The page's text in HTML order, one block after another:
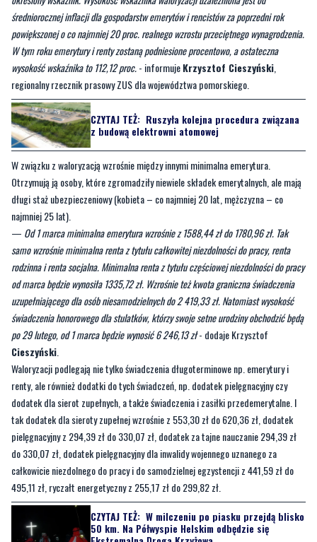
wysokość wskaźnika to 112,12 proc.- informujeKrzysztof Cieszyński,
regionalny rzecznik prasowy ZUS dla województwa pomorskiego.
CZYTAJ TEŻ: Ruszyła kolejna procedura związana
z budową elektrowni atomowej
W związku z waloryzacją wzrośnie między innymi minimalna emerytura.
Otrzymują ją osoby, które zgromadziły niewiele składek emerytalnych, ale mają
długi staż ubezpieczeniowy (kobieta – co najmniej 20 lat, mężczyzna – co
najmniej 25 lat).
—Od 1 marca minimalna emerytura wzrośnie z 1588,44 zł do 1780,96 zł. Tak
samo wzrośnie minimalna renta z tytułu całkowitej niezdolności do pracy, renta
rodzinna i renta socjalna. Minimalna renta z tytułu częściowej niezdolności do pracy
od marca będzie wynosiła 1335,72 zł. Wzrośnie też kwota graniczna świadczenia
uzupełniającego dla osób niesamodzielnych do 2 419,33 zł. Natomiast wysokość
świadczenia honorowego dla stulatków, którzy swoje setne urodziny obchodzić będą
po 29 lutego, od 1 marca będzie wynosić 6 246,13 zł- dodaje Krzysztof
Cieszyński.
Waloryzacji podlegają nie tylko świadczenia długoterminowe np. emerytury i
renty, ale również dodatki do tych świadczeń, np. dodatek pielęgnacyjny czy
dodatek dla sierot zupełnych, a także świadczenia i zasiłki przedemerytalne. I
tak dodatek dla sieroty zupełnej wzrośnie z 553,30 zł do 620,36 zł, dodatek
pielęgnacyjny z 294,39 zł do 330,07 zł, dodatek za tajne nauczanie 294,39 zł
do 330,07 zł, dodatek pielęgnacyjny dla inwalidy wojennego uznanego za
całkowicie niezdolnego do pracy i do samodzielnej egzystencji z 441,59 zł do
495,11 zł, ryczałt energetyczny z 255,17 zł do 299,82 zł.
CZYTAJ TEŻ:W milczeniu po piasku przejdą blisko
50 km. Na Półwyspie Helskim odbędzie się
Ekstremalna Droga Krzyżowa
Waloryzacji podlegają wszystkie świadczenia emerytalno-rentowe, do których
prawo powstanie do końca lutego 2024 r. Jeśli z jakiegoś powodu wypłata